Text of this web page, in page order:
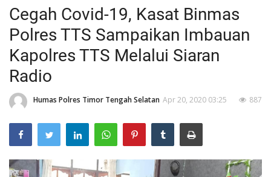
Beranda
Terms & Conditions
Reskrim
Binkam
Lantas
Giat Ops
Polisi Kita
Jurnal Kamtibmas
Cegah Covid-19, Kasat Binmas
Polres TTS Sampaikan Imbauan
Kapolres TTS Melalui Siaran
Radio
Humas Polres Timor Tengah Selatan Apr 20, 2020 03:25 887